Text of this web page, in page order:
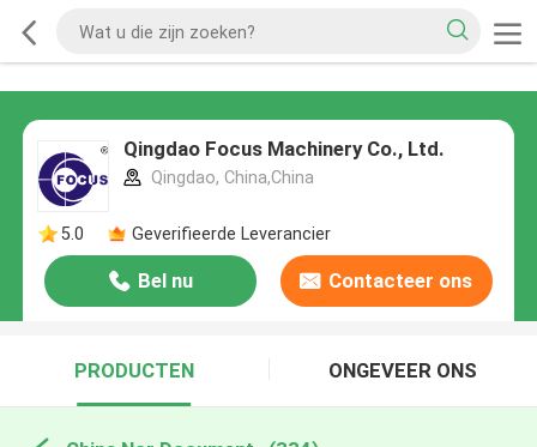
Qingdao Focus Machinery Co., Ltd.
Qingdao, China,China
5.0 Geverifieerde Leverancier
Bel nu Contacteer ons
PRODUCTEN ONGEVEER ONS